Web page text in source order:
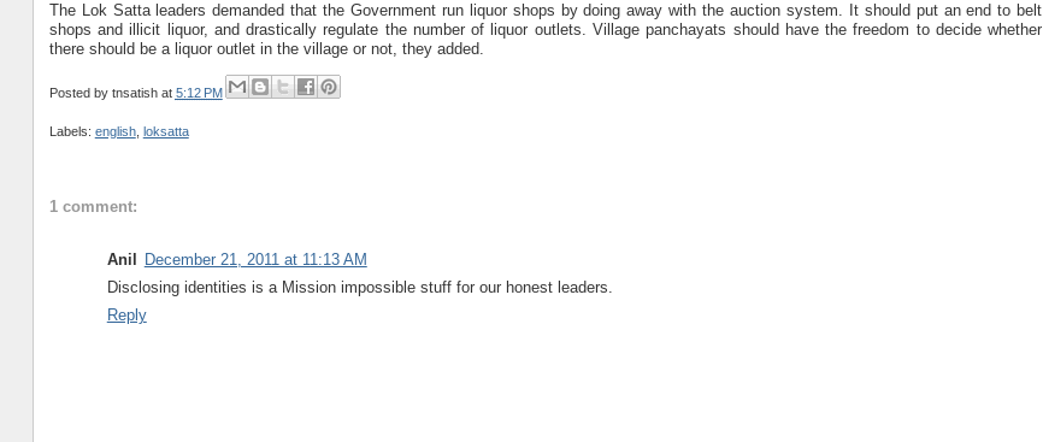
The Lok Satta leaders demanded that the Government run liquor shops by doing away with the auction system. It should put an end to belt
shops and illicit liquor, and drastically regulate the number of liquor outlets. Village panchayats should have the freedom to decide whether
there should be a liquor outlet in the village or not, they added.
Posted by tnsatish at 5:12 PM
Labels: english, loksatta
1 comment:
Anil December 21, 2011 at 11:13 AM
Disclosing identities is a Mission impossible stuff for our honest leaders.
Reply